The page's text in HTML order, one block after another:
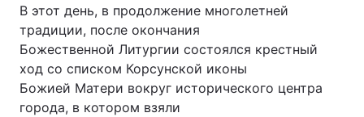
Техно і зв'язок Лайт
Зброя Інциденти
Здоров'я Туризм
В этот день, в продолжение многолетней
традиции, после окончания
Божественной Литургии состоялся крестный
ход со списком Корсунской иконы
Божией Матери вокруг исторического центра
города, в котором взяли